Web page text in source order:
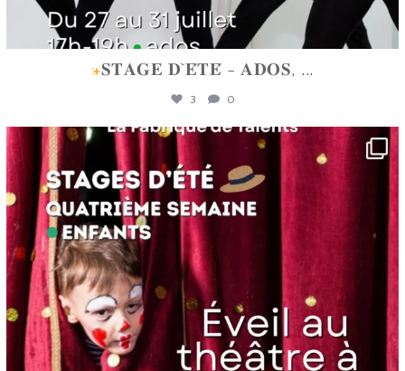
𝐒𝐓𝐀𝐆𝐄 𝐃`𝐄́𝐓𝐄́ - 𝐀𝐃𝐎𝐒, ...
3 0
lafabriquedetalents
Juin 16